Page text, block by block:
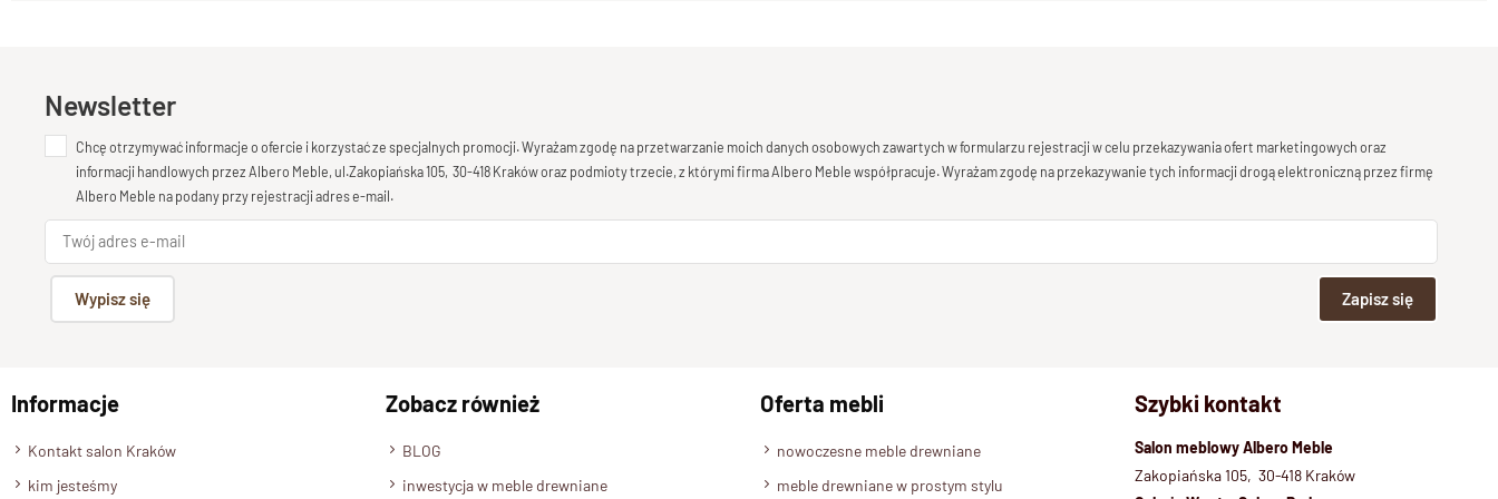
Newsletter
Chcę otrzymywać informacje o ofercie i korzystać ze specjalnych promocji. Wyrażam zgodę na przetwarzanie moich danych osobowych zawartych w formularzu rejestracji w celu przekazywania ofert marketingowych oraz
informacji handlowych przez Albero Meble, ul.Zakopiańska 105, 30-418 Kraków oraz podmioty trzecie, z którymi firma Albero Meble współpracuje. Wyrażam zgodę na przekazywanie tych informacji drogą elektroniczną przez firmę
Albero Meble na podany przy rejestracji adres e-mail.
Wypisz się Zapisz się
Informacje
Kontakt salon Kraków
kim jesteśmy
Zobacz również
BLOG
inwestycja w meble drewniane
Oferta mebli
nowoczesne meble drewniane
meble drewniane w prostym stylu
Szybki kontakt
Salon meblowy Albero Meble
Zakopiańska 105, 30-418 Kraków